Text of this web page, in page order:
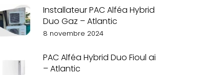
Installateur PAC Alféa Hybrid
Duo Gaz – Atlantic
8 novembre 2024
PAC Alféa Hybrid Duo Fioul ai
– Atlantic